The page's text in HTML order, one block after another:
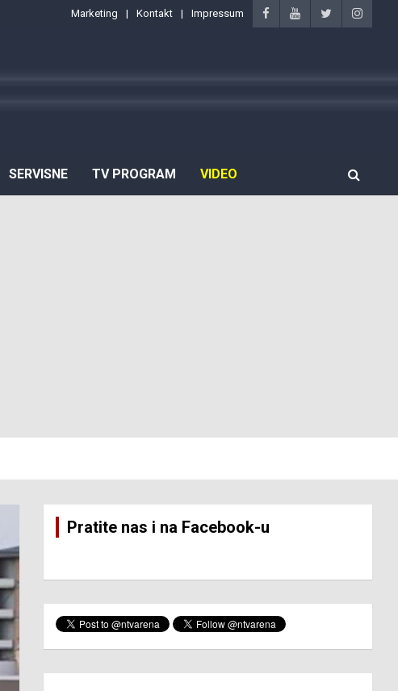
Marketing Kontakt Impressum
SERVISNE TV PROGRAM VIDEO
Pratite nas i na Facebook-u